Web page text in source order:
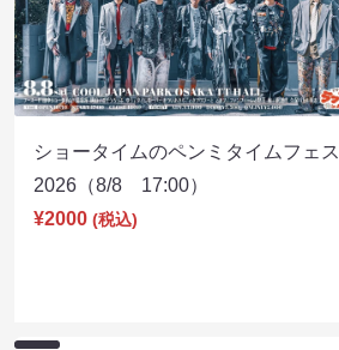
ショータイムのペンミタイムフェス
2026（8/8 17:00）
¥2000 (税込)